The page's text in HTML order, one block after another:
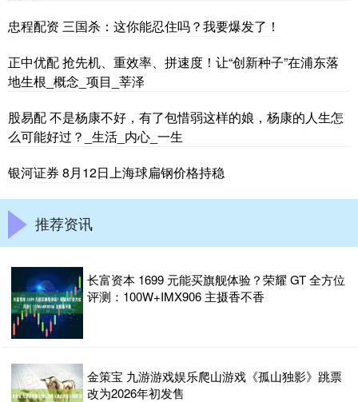
忠程配资 三国杀：这你能忍住吗？我要爆发了！
正中优配 抢先机、重效率、拼速度！让“创新种子”在浦东落
地生根_概念_项目_莘泽
股易配 不是杨康不好，有了包惜弱这样的娘，杨康的人生怎
么可能好过？_生活_内心_一生
银河证券 8月12日上海球扁钢价格持稳
推荐资讯
长富资本 1699 元能买旗舰体验？荣耀 GT 全方位
评测：100W+IMX906 主摄香不香
金策宝 九游游戏娱乐爬山游戏《孤山独影》跳票
改为2026年初发售